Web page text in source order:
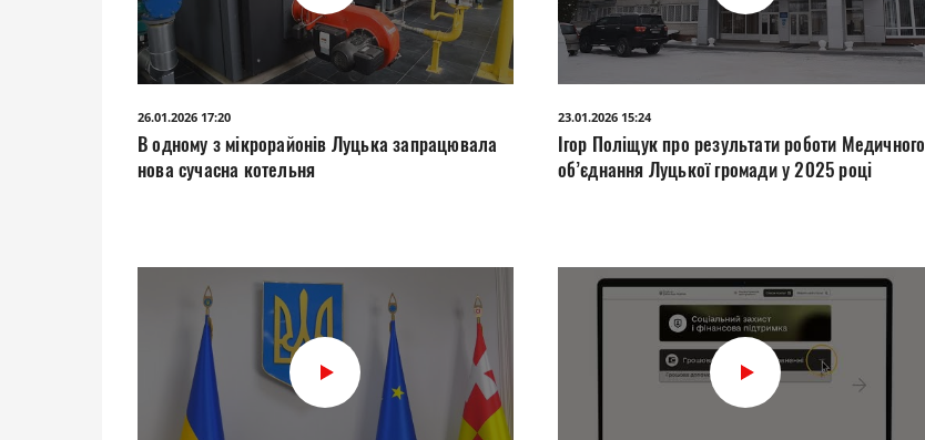
26.01.2026 17:20
В одному з мікрорайонів Луцька запрацювала
нова сучасна котельня
23.01.2026 15:24
Ігор Поліщук про результати роботи Медичного
об’єднання Луцької громади у 2025 році